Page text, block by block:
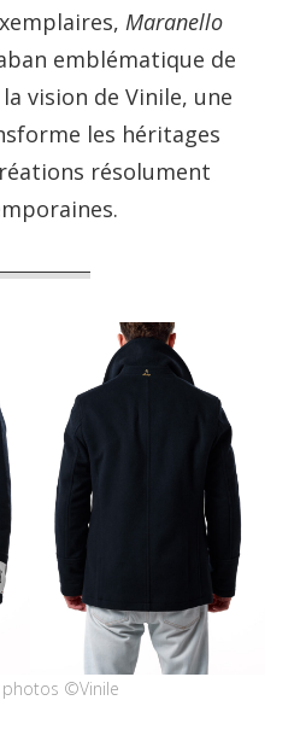
Maranello
emblématique de
vision de Vinile, une
les héritages
résolument
photos ©Vinile